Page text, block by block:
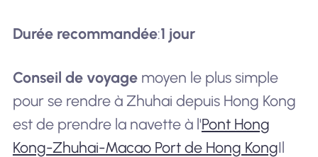
Durée recommandée:1 jour
Conseil de voyagemoyen le plus simple
pour se rendre à Zhuhai depuis Hong Kong
est de prendre la navette à l'Pont Hong
Kong-Zhuhai-Macao Port de Hong KongIl